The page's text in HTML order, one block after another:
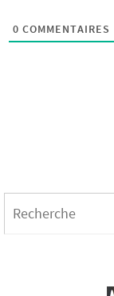
0 COMMENTAIRES